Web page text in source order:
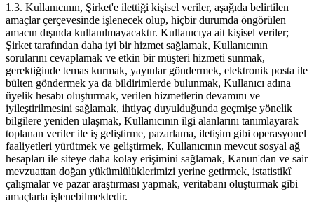
1.3. Kullanıcının, Şirket'e ilettiği kişisel veriler, aşağıda belirtilen
amaçlar çerçevesinde işlenecek olup, hiçbir durumda öngörülen
amacın dışında kullanılmayacaktır. Kullanıcıya ait kişisel veriler;
Şirket tarafından daha iyi bir hizmet sağlamak, Kullanıcının
sorularını cevaplamak ve etkin bir müşteri hizmeti sunmak,
gerektiğinde temas kurmak, yayınlar göndermek, elektronik posta ile
bülten göndermek ya da bildirimlerde bulunmak, Kullanıcı adına
üyelik hesabı oluşturmak, verilen hizmetlerin devamını ve
iyileştirilmesini sağlamak, ihtiyaç duyulduğunda geçmişe yönelik
bilgilere yeniden ulaşmak, Kullanıcının ilgi alanlarını tanımlayarak
toplanan veriler ile iş geliştirme, pazarlama, iletişim gibi operasyonel
faaliyetleri yürütmek ve geliştirmek, Kullanıcının mevcut sosyal ağ
hesapları ile siteye daha kolay erişimini sağlamak, Kanun'dan ve sair
mevzuattan doğan yükümlülüklerimizi yerine getirmek, istatistikî
çalışmalar ve pazar araştırması yapmak, veritabanı oluşturmak gibi
amaçlarla işlenebilmektedir.